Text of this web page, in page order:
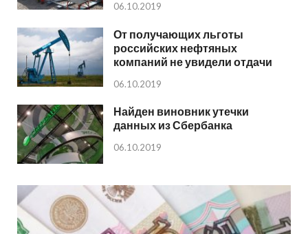
06.10.2019
От получающих льготы
российских нефтяных
компаний не увидели отдачи
06.10.2019
Найден виновник утечки
данных из Сбербанка
06.10.2019